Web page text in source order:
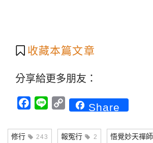
收藏本篇文章
分享給更多朋友：
Facebook
Line CopyShare
修行 243 報冤行 2 悟覺妙天禪師